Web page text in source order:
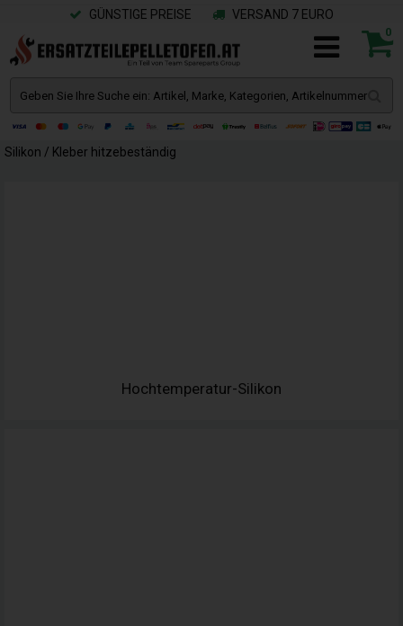
GÜNSTIGE PREISE VERSAND 7 EURO
0
Silikon / Kleber hitzebeständig
Hochtemperatur-Silikon